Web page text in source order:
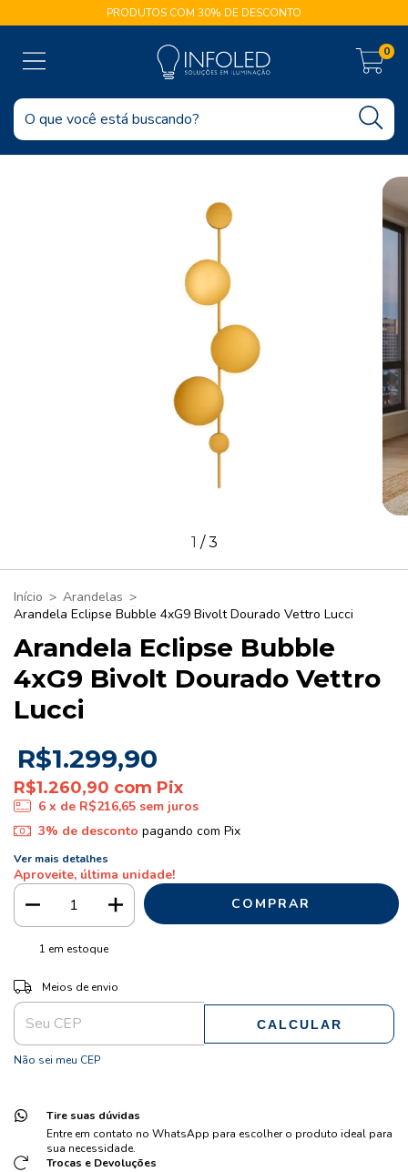
PRODUTOS COM 30% DE DESCONTO
0
1 /3
Início > Arandelas >
Arandela Eclipse Bubble 4xG9 Bivolt Dourado Vettro Lucci
Arandela Eclipse Bubble
4xG9 Bivolt Dourado Vettro
Lucci
R$1.299,90
R$1.260,90 com Pix
6 x de R$216,65 sem juros
3% de desconto pagando com Pix
Ver mais detalhes
Aproveite, última unidade!
1 em estoque
Entregas para o CEP:
Meios de envio
CALCULAR
Não sei meu CEP
Tire suas dúvidas
Entre em contato no WhatsApp para escolher o produto ideal para
sua necessidade.
Trocas e Devoluções